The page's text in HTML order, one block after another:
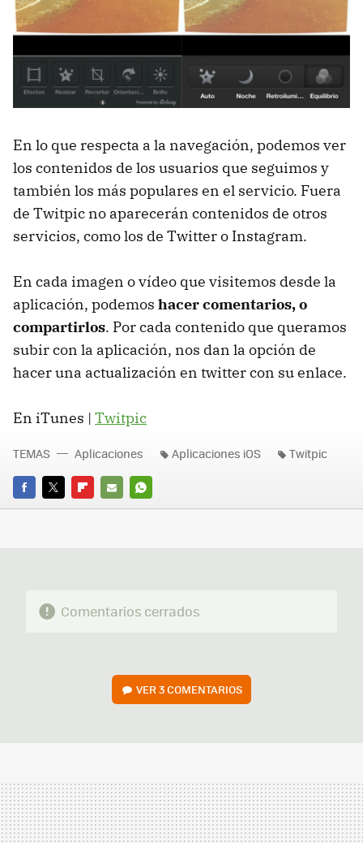
En lo que respecta a la navegación, podemos ver
los contenidos de los usuarios que seguimos y
también los más populares en el servicio. Fuera
de Twitpic no aparecerán contenidos de otros
servicios, como los de Twitter o Instagram.
En cada imagen o vídeo que visitemos desde la
aplicación, podemos hacer comentarios, o
compartirlos. Por cada contenido que queramos
subir con la aplicación, nos dan la opción de
hacer una actualización en twitter con su enlace.
En iTunes | Twitpic
FACEBOOK
TWITTERFLIPBOARD
E-
WHATSAPP
TEMAS Aplicaciones Aplicaciones iOS Twitpic
Comentarios cerrados
VER3 COMENTARIOS